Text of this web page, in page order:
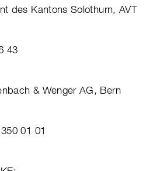
des Kantons Solothurn, AVT
43
& Wenger AG, Bern
01 01